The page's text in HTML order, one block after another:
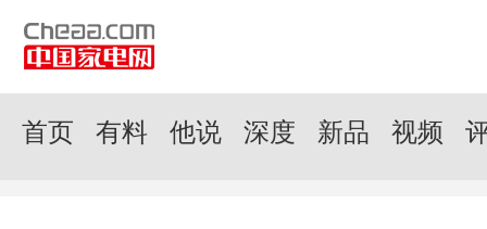
首页 有料 他说 深度 新品 视频